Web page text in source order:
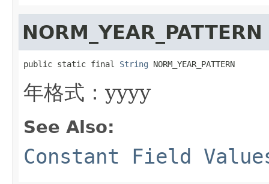
NORM_YEAR_PATTERN
public static final String NORM_YEAR_PATTERN
年格式：yyyy
See Also:
Constant Field